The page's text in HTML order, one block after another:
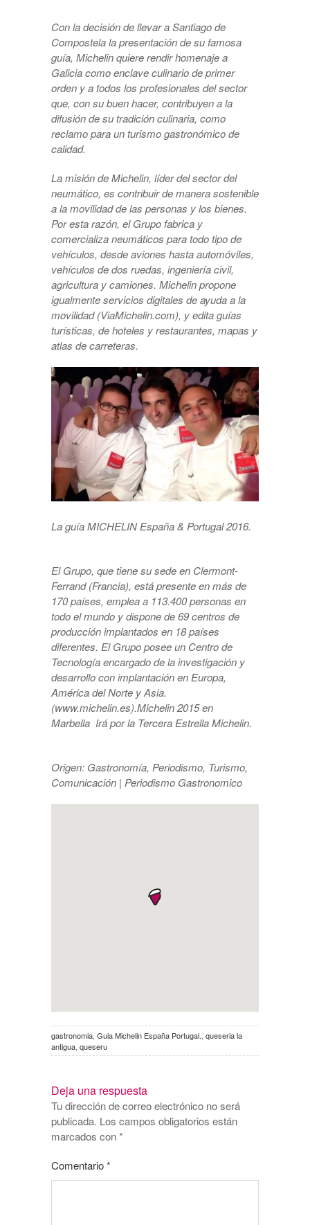
Con la decisión de llevar a Santiago de
Compostela la presentación de su famosa
guía, Michelin quiere rendir homenaje a
Galicia como enclave culinario de primer
orden y a todos los profesionales del sector
que, con su buen hacer, contribuyen a la
difusión de su tradición culinaria, como
reclamo para un turismo gastronómico de
calidad.
La misión de Michelin, líder del sector del
neumático, es contribuir de manera sostenible
a la movilidad de las personas y los bienes.
Por esta razón, el Grupo fabrica y
comercializa neumáticos para todo tipo de
vehículos, desde aviones hasta automóviles,
vehículos de dos ruedas, ingeniería civil,
agricultura y camiones. Michelin propone
igualmente servicios digitales de ayuda a la
movilidad (ViaMichelin.com), y edita guías
turísticas, de hoteles y restaurantes, mapas y
atlas de carreteras.
La guía MICHELIN España & Portugal 2016.
El Grupo, que tiene su sede en Clermont-
Ferrand (Francia), está presente en más de
170 países, emplea a 113.400 personas en
todo el mundo y dispone de 69 centros de
producción implantados en 18 países
diferentes. El Grupo posee un Centro de
Tecnología encargado de la investigación y
desarrollo con implantación en Europa,
América del Norte y Asia.
(www.michelin.es).Michelin 2015 en
Marbella Irá por la Tercera Estrella Michelin.
Origen: Gastronomía, Periodismo, Turismo,
Comunicación | Periodismo Gastronomico
gastronomia Guia Michelin España Portugal. queseria la
antigua queseru
Deja una respuesta
Tu dirección de correo electrónico no será
publicada. Los campos obligatorios están
marcados con*
Comentario*